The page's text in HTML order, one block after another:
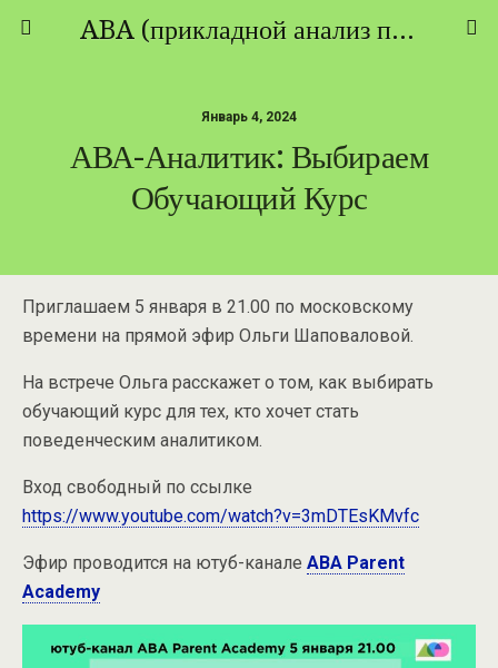
ABA (прикладной анализ поведения) - ТЕОРИЯ И ПРАКТИКА
Январь 4, 2024
АВА-Аналитик: Выбираем
Обучающий Курс
Приглашаем 5 января в 21.00 по московскому
времени на прямой эфир Ольги Шаповаловой.
На встрече Ольга расскажет о том, как выбирать
обучающий курс для тех, кто хочет стать
поведенческим аналитиком.
Вход свободный по ссылке
https://www.youtube.com/watch?v=3mDTEsKMvfc
Эфир проводится на ютуб-канале ABA Parent
Academy